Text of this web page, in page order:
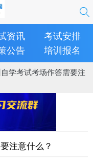
资讯
考试安排
公告 培训报名
学考试考场作答需要注
注意什么？